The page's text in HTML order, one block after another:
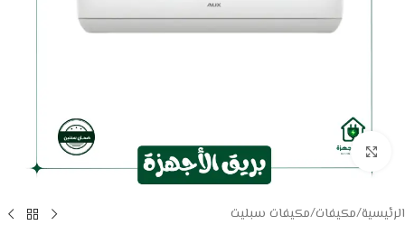
Click to enlarge
الرئيسية/مكيفات/مكيفات سبليت